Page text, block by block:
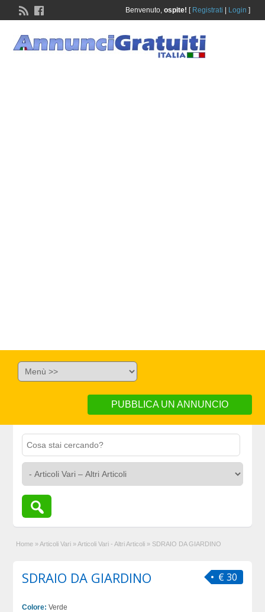
Benvenuto, ospite! [ Registrati Login ]
PUBBLICA UN ANNUNCIO
Home » Articoli Vari » Articoli Vari - Altri Articoli » SDRAIO DA GIARDINO
€ 30
SDRAIO DA GIARDINO
Colore: Verde